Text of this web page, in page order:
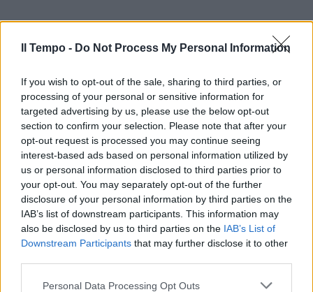
Il Tempo - Do Not Process My Personal Information
If you wish to opt-out of the sale, sharing to third parties, or
processing of your personal or sensitive information for
targeted advertising by us, please use the below opt-out
section to confirm your selection. Please note that after your
opt-out request is processed you may continue seeing
interest-based ads based on personal information utilized by
us or personal information disclosed to third parties prior to
your opt-out. You may separately opt-out of the further
disclosure of your personal information by third parties on the
IAB’s list of downstream participants. This information may
also be disclosed by us to third parties on the IAB’s List of
Downstream Participants that may further disclose it to other
Personal Data Processing Opt Outs
In evidenza